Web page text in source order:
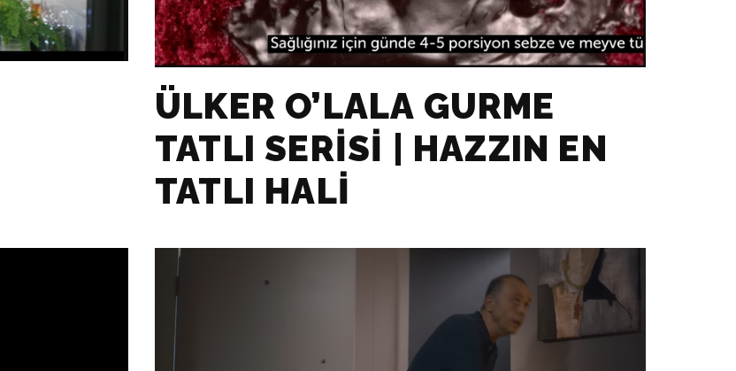
ÜLKER O’LALA GURME
TATLI SERISI | HAZZIN EN
TATLI HALI